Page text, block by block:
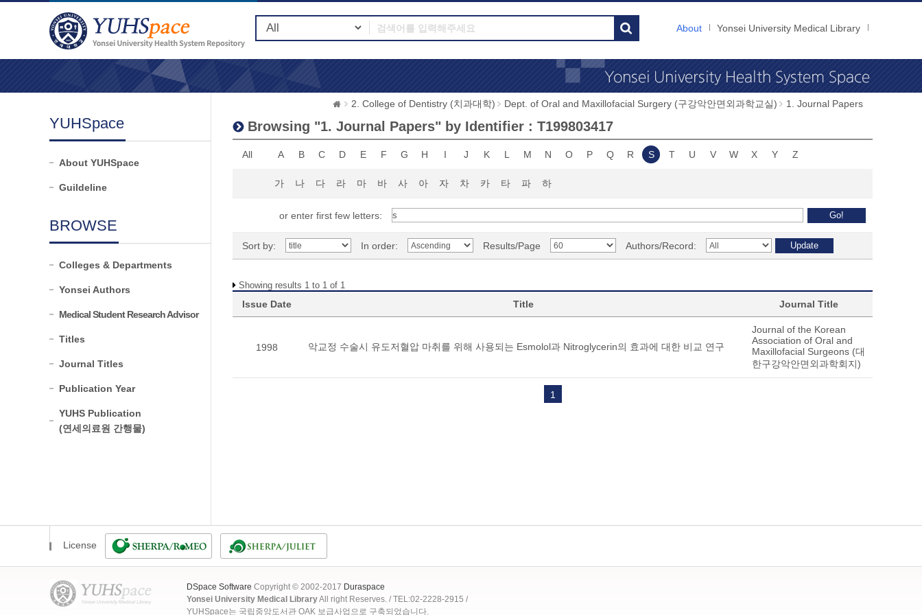
About Yonsei University Medical Library
YUHSpace
About YUHSpace
Guildeline
BROWSE
Colleges & Departments
Yonsei Authors
Medical Student Research Advisor
Titles
Journal Titles
Publication Year
YUHS Publication
(연세의료원 간행물)
2. College of Dentistry (치과대학) Dept. of Oral and Maxillofacial Surgery (구강악안면외과학교실) 1. Journal Papers
Browsing "1. Journal Papers" by Identifier : T199803417
All A B C D E F G H I J K L M N O P Q R S T U V W X Y Z
가 나 다 라 마 바 사 아 자 차 카 타 파 하
or enter first few letters:
Sort by: In order: Results/Page Authors/Record:
Showing results 1 to 1 of 1
Issue Date Title Journal Title
1998 악교정 수술시 유도저혈압 마취를 위해 사용되는 Esmolol과 Nitroglycerin의 효과에 대한 비교 연구
Journal of the Korean
Association of Oral and
Maxillofacial Surgeons (대
한구강악안면외과학회지)
1
License
DSpace Software Copyright © 2002-2017 Duraspace
Yonsei University Medical LibraryAll right Reserves. / TEL:02-2228-2915 /
YUHSpace는 국립중앙도서관 OAK 보급사업으로 구축되었습니다.